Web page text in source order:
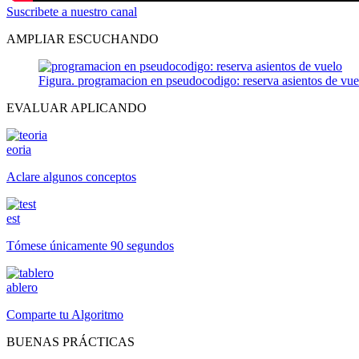
Suscribete a nuestro canal
AMPLIAR ESCUCHANDO
Figura. programacion en pseudocodigo: reserva asientos de
EVALUAR APLICANDO
eoria
Aclare algunos conceptos
est
Tómese únicamente 90 segundos
ablero
Comparte tu Algoritmo
BUENAS PRÁCTICAS